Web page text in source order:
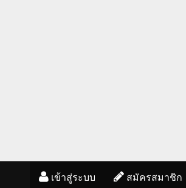
เข้าสู่ระบบ สมัครสมาชิก